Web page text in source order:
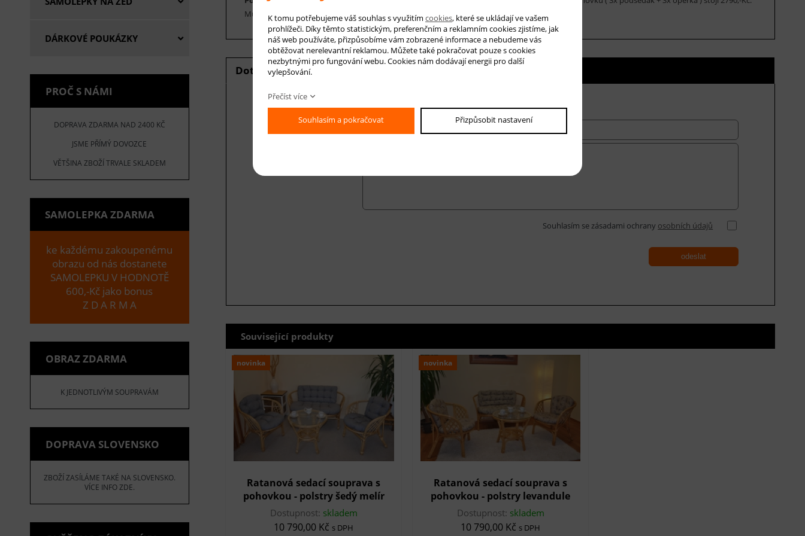
DÁRKOVÉ POUKÁZKY
PROČ S NÁMI
DOPRAVA ZDARMA NAD 2400 KČ
JSME PŘÍMÝ DOVOZCE
VĚTŠINA ZBOŽÍ TRVALE SKLADEM
SAMOLEPKA ZDARMA
ke každému zakoupenému
obrazu od nás dostanete
SAMOLEPKU V HODNOTĚ
600,-Kč jako bonus
Z D A R M A
OBRAZ ZDARMA
K JEDNOTLIVÝM SOUPRAVÁM
DOPRAVA SLOVENSKO
ZBOŽÍ ZASÍLÁME TAKÉ NA SLOVENSKO.
VÍCE INFO ZDE.
Můžete si je objednat na této stránce.
Dotaz na produkt
Souhlasím se zásadami ochrany osobních údajů
odeslat
Související produkty
novinka
Ratanová sedací souprava s
pohovkou - polstry šedý melír
Dostupnost: skladem
10 790,00 Kč s DPH
novinka
Ratanová sedací souprava s
pohovkou - polstry levandule
Dostupnost: skladem
10 790,00 Kč s DPH
K tomu potřebujeme váš souhlas s využitím cookies, které se ukládají ve vašem
prohlížeči. Díky těmto statistickým, preferenčním a reklamním cookies zjistíme, jak
náš web používáte, přizpůsobíme vám zobrazené informace a nebudeme vás
obtěžovat nerelevantní reklamou. Můžete také pokračovat pouze s cookies
nezbytnými pro fungování webu. Cookies nám dodávají energii pro další
vylepšování.
Přečíst více
Souhlasím a pokračovat Přizpůsobit nastavení